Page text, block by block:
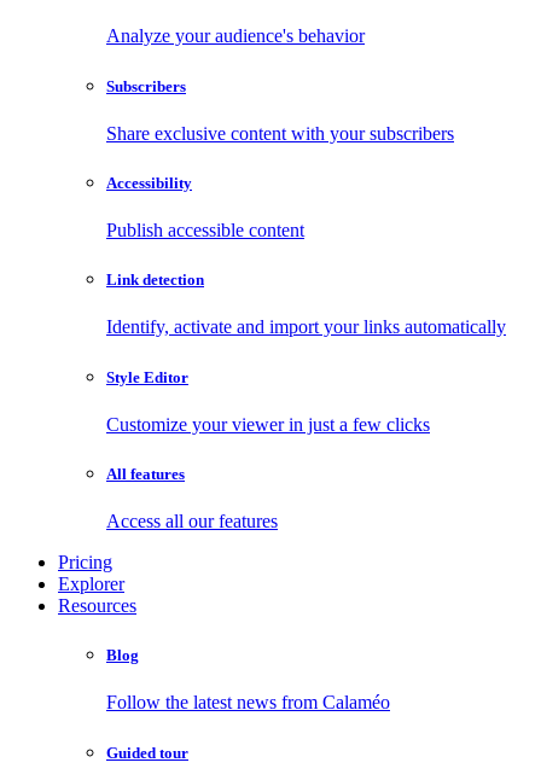
Analyze your audience's behavior
Subscribers
Share exclusive content with your subscribers
Accessibility
Publish accessible content
Link detection
Identify, activate and import your links automatically
Style Editor
Customize your viewer in just a few clicks
All features
Access all our features
Pricing
Explorer
Resources
Blog
Follow the latest news from Calaméo
Guided tour